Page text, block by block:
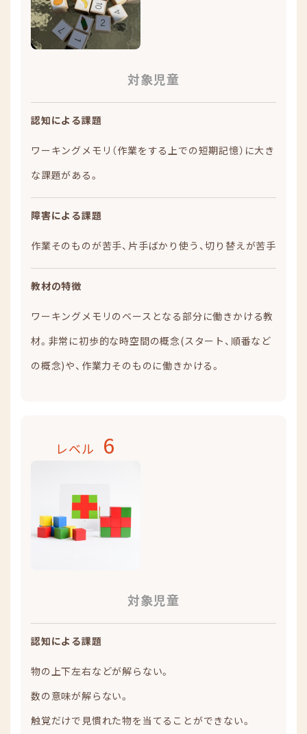
対象児童
認知による課題
ワーキングメモリ（作業をする上での短期記憶）に大き
な課題がある。
障害による課題
作業そのものが苦手、片手ばかり使う、切り替えが苦手
教材の特徴
ワーキングメモリのベースとなる部分に働きかける教
材。非常に初歩的な時空間の概念(スタート、順番など
の概念)や、作業力そのものに働きかける。
レベル 6
対象児童
認知による課題
物の上下左右などが解らない。
数の意味が解らない。
触覚だけで見慣れた物を当てることができない。